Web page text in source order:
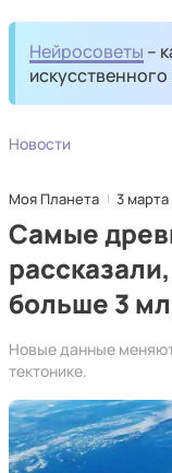
Нейросоветы –
искусственного
Новости
Моя Планета 3 марта
Самые
больше 3
Новые данные
тектонике.